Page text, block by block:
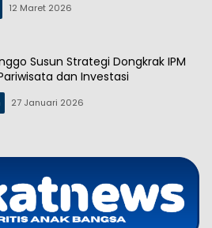
12 Maret 2026
Susun Strategi Dongkrak IPM
dan Investasi
27 Januari 2026